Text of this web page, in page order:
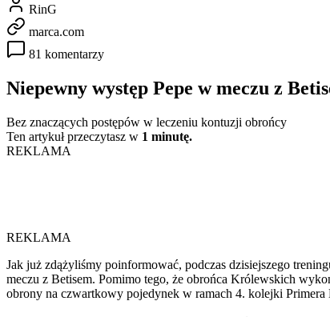
RinG
marca.com
81 komentarzy
Niepewny występ Pepe w meczu z
Bez znaczących postępów w leczeniu kontuzji obrońcy
Ten artykuł przeczytasz w 1 minutę.
REKLAMA
REKLAMA
Jak już zdążyliśmy poinformować, podczas dzisiejszego
meczu z Betisem. Pomimo tego, że obrońca Królewskich
obrony na czwartkowy pojedynek w ramach 4. kolejki Primera